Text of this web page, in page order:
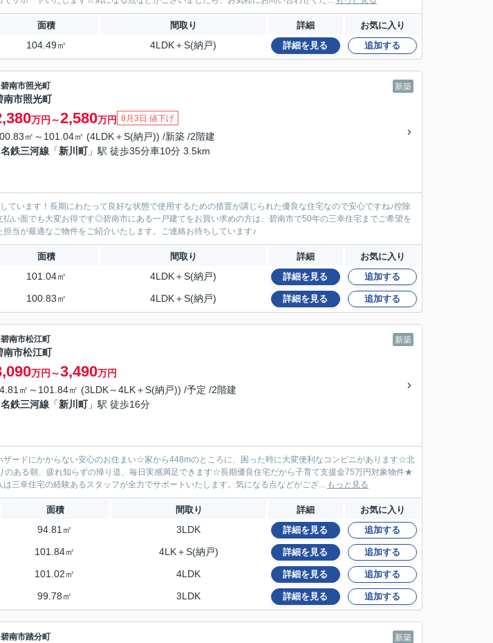
面積 間取り 詳細 お気に入り
104.49㎡ 4LDK＋S(納戸) 詳細を見る 追加する
新築
碧南市照光町
南市照光町
万円～2,580万円 8月3日 値下げ
㎡～101.04㎡ (4LDK＋S(納戸)) /新築 /2階建
名鉄三河線 「新川町」駅 徒歩35分車10分 3.5km
ています！長期にわたって良好な状態で使用するための措置が講じられた優良な住宅なので安心ですね♪控除
い面でも大変お得です◎碧南市にある一戸建てをお買い求めの方は、碧南市で50年の三幸住宅までご希望を
当が最適なご物件をご紹介いたします。ご連絡お待ちしています♪
面積 間取り 詳細 お気に入り
101.04㎡ 4LDK＋S(納戸) 詳細を見る 追加する
100.83㎡ 4LDK＋S(納戸) 詳細を見る 追加する
新築
碧南市松江町
南市松江町
万円～3,490万円
㎡～101.84㎡ (3LDK～4LK＋S(納戸)) /予定 /2階建
名鉄三河線 「新川町」駅 徒歩16分
ザードにかからない安心のお住まい☆家から448mのところに、困った時に大変便利なコンビニがあります☆北
のある朝、疲れ知らずの帰り道、毎日実感満足できます☆長期優良住宅だから子育て支援金75万円対象物件★
三幸住宅の経験あるスタッフが全力でサポートいたします。気になる点などがござ... もっと見る
面積 間取り 詳細 お気に入り
94.81㎡ 3LDK 詳細を見る 追加する
101.84㎡ 4LK＋S(納戸) 詳細を見る 追加する
101.02㎡ 4LDK 詳細を見る 追加する
99.78㎡ 3LDK 詳細を見る 追加する
新築
碧南市踏分町